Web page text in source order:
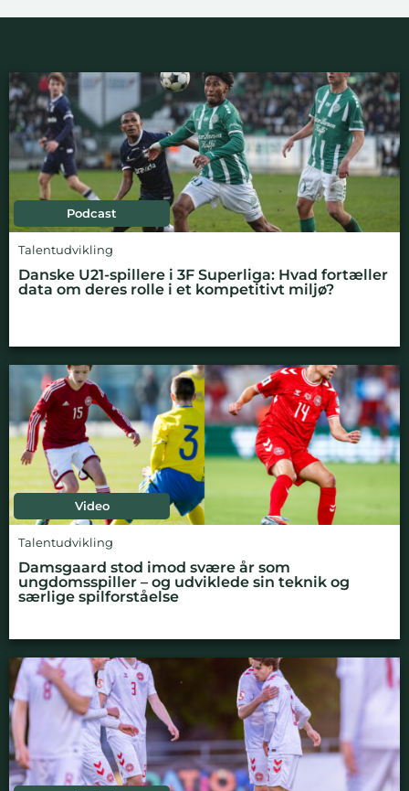
Podcast
Talentudvikling
Danske U21-spillere i 3F Superliga: Hvad fortæller
data om deres rolle i et kompetitivt miljø?
Video
Talentudvikling
Damsgaard stod imod svære år som
ungdomsspiller – og udviklede sin teknik og
særlige spilforståelse